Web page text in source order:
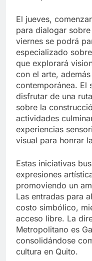
El jueves,
para dialogar sobre
viernes se podrá
especializado
que explorará
con el arte,
contemporánea. El
disfrutar de una
sobre la
actividades
experiencias
visual para honrar
Estas iniciativas
expresiones
promoviendo un
Las entradas para
costo simbólico,
acceso libre. La
Metropolitano es
consolidándose
cultura en Quito.